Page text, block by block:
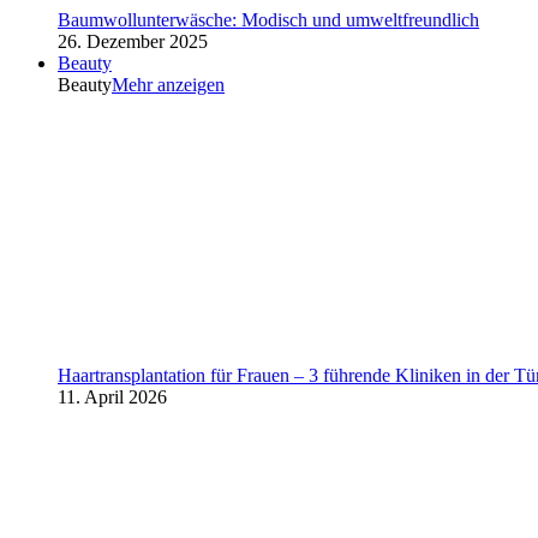
Baumwollunterwäsche: Modisch und umweltfreundlich
26. Dezember 2025
Beauty
BeautyMehr anzeigen
Haartransplantation für Frauen – 3 führende Kliniken in der
11. April 2026